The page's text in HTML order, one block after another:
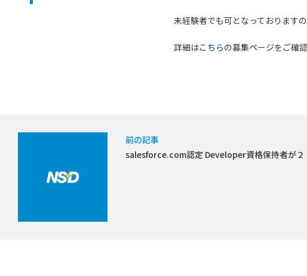
未経験者でも可となっております
詳細はこちらの募集ページをご確
前の記事
salesforce.com認定 Developer資格保持者が２